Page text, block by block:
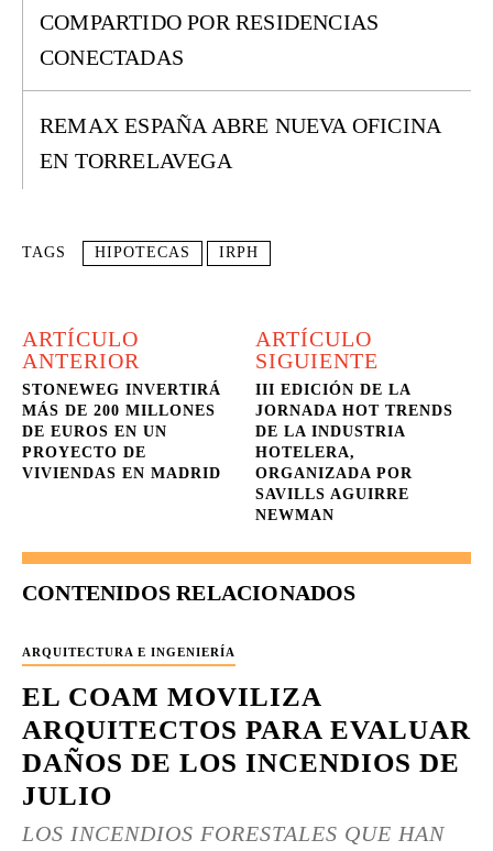
COMPARTIDO POR RESIDENCIAS
CONECTADAS
REMAX ESPAÑA ABRE NUEVA OFICINA
EN TORRELAVEGA
TAGS HIPOTECAS IRPH
ARTÍCULO
ANTERIOR
STONEWEG INVERTIRÁ
MÁS DE 200 MILLONES
DE EUROS EN UN
PROYECTO DE
VIVIENDAS EN MADRID
ARTÍCULO
SIGUIENTE
III EDICIÓN DE LA
JORNADA HOT TRENDS
DE LA INDUSTRIA
HOTELERA,
ORGANIZADA POR
SAVILLS AGUIRRE
NEWMAN
CONTENIDOS RELACIONADOS
ARQUITECTURA E INGENIERÍA
EL COAM MOVILIZA
ARQUITECTOS PARA EVALUAR
DAÑOS DE LOS INCENDIOS DE
JULIO
LOS INCENDIOS FORESTALES QUE HAN